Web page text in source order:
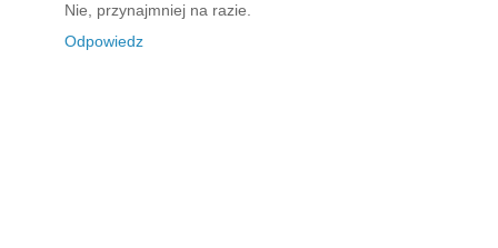
Nie, przynajmniej na razie.
Odpowiedz